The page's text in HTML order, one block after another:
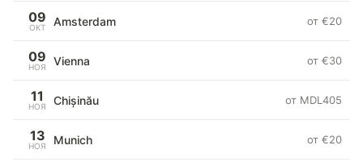
09
ОКТ Amsterdam от €20
09
НОЯ Vienna от €30
11
НОЯ Chișinău от MDL405
13
НОЯ Munich от €20